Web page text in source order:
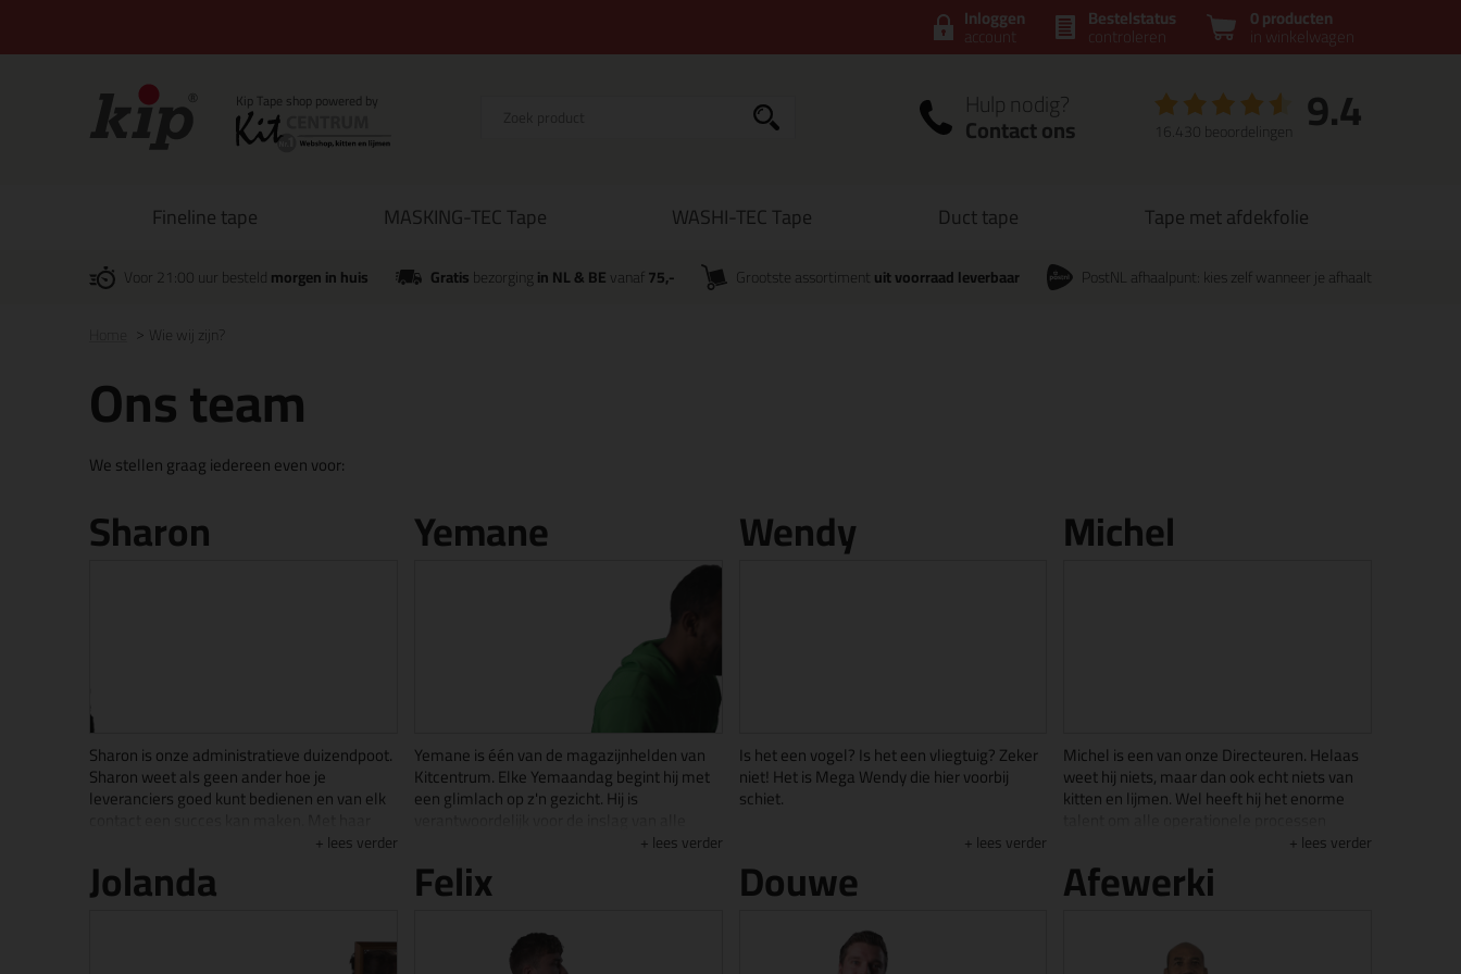
0 producten
in winkelwagen
Bestelstatus
controleren
Inloggen
account
Hulp nodig?
Contact ons 9.4
16.430 beoordelingen
Fineline tape MASKING-TEC Tape WASHI-TEC Tape Duct tape Tape met afdekfolie
Voor 21:00 uur besteldmorgen in huis Gratisbezorgingin NL & BEvanaf 75,- Grootste assortiment uit voorraad leverbaar PostNL afhaalpunt: kies zelf wanneer je afhaalt
Wie wij zijn?
Ons team
We stellen graag iedereen even voor:
Sharon
Sharon is onze administratieve duizendpoot.
Sharon weet als geen ander hoe je
leveranciers goed kunt bedienen en van elk
skills in het hebben van empatisch
vermogen, humor, geduld, behulpzaamheid,
probleemoplossend vermogen en heldere
communicatie weet ze ervoor te zorgen dat
Naast het zijn van een duizendpoot, is ze in
lees verder
Yemane
Yemane is één van de magazijnhelden van
Kitcentrum. Elke Yemaandag begint hij met
een glimlach op z'n gezicht. Hij is
binnenkomende goederen. Geen palletje is
hem teveel! Hij ontvangt chauffeurs met een
glimlach en koffie terwijl zij de goederen
het picken & packen van orders ook iets
waar Yemane elke dag druk mee is.
lees verder
Wendy
Is het een vogel? Is het een vliegtuig? Zeker
niet! Het is Mega Wendy die hier voorbij
schiet.
Maak kennis met Wendy. Wendy is onze
eigen supervrouw die zich vol enthousiasme
stort op de interne uitstraling van
altijd piekfijn uit, zijn de vergaderruimtes
tiptop in orde voor bezoek en staat er elke
lees verder
Michel
Michel is een van onze Directeuren. Helaas
weet hij niets, maar dan ook echt niets van
kitten en lijmen. Wel heeft hij het enorme
Met veel doorvragen zoals "waarom" en
"kun je mij dat uitleggen" weet hij zijn
verhaal op de proppen te komen. Door zijn
sportieve inslag en met een voorliefde voor
lees verder
Jolanda Felix Douwe Afewerki